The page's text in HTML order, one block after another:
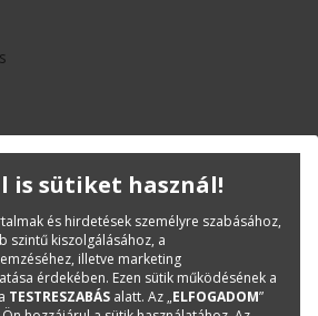
Kodak
Kopó-és tisztítóanyagok
1241066
Kodak
is sütiket használ!
és hirdetések személyre szabásához,
szintű kiszolgálásához, a
illetve marketing
érdekében. Ezen sütik működésének a
TESTRESZABÁS alatt. Az „ELFOGADOM”